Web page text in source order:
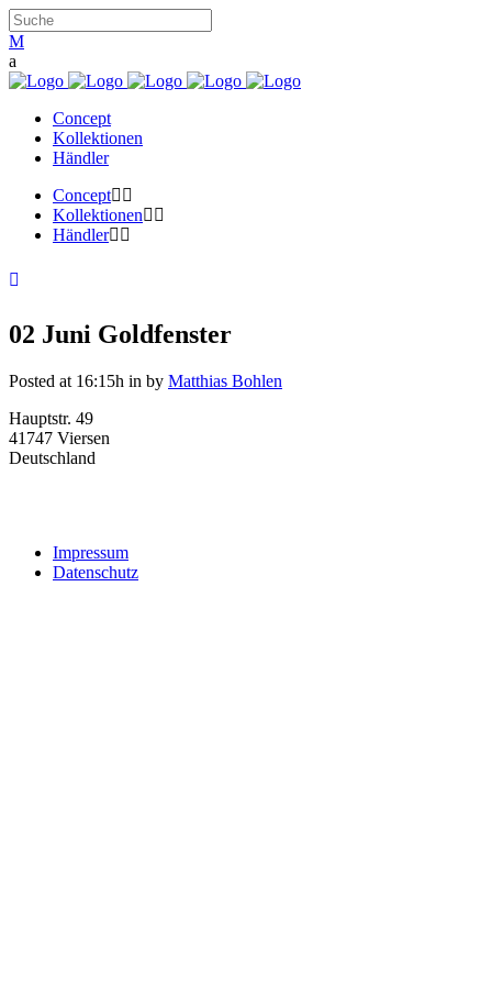
Concept
Kollektionen
Händler
Concept
Kollektionen
Händler
02 Juni Goldfenster
Posted at 16:15h in by Matthias Bohlen
Hauptstr. 49
41747 Viersen
Deutschland
Impressum
Datenschutz